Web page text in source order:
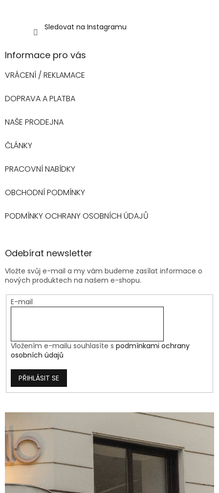
Sledovat na Instagramu
Informace pro vás
VRÁCENÍ / REKLAMACE
DOPRAVA A PLATBA
NAŠE PRODEJNA
ČLÁNKY
PRACOVNÍ NABÍDKY
OBCHODNÍ PODMÍNKY
PODMÍNKY OCHRANY OSOBNÍCH ÚDAJŮ
Odebírat newsletter
Vložte svůj e-mail a my vám budeme zasílat informace o
nových produktech na našem e-shopu.
E-mail
Vložením e-mailu souhlasíte s podmínkami ochrany
osobních údajů
PŘIHLÁSIT SE